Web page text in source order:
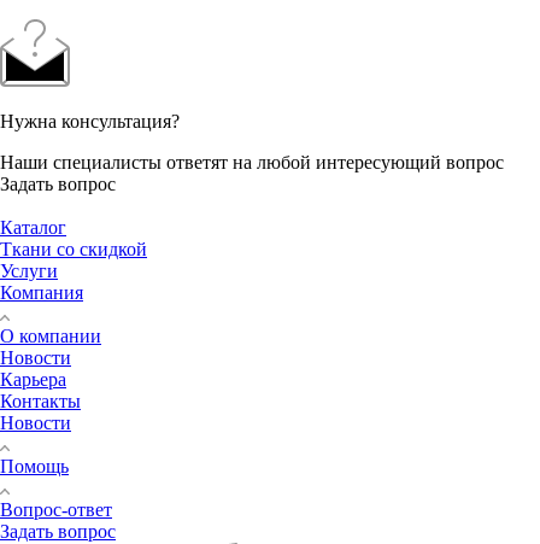
Нужна консультация?
Наши специалисты ответят на любой интересующий вопрос
Задать вопрос
Каталог
Ткани со скидкой
Услуги
Компания
О компании
Новости
Карьера
Контакты
Новости
Помощь
Вопрос-ответ
Задать вопрос